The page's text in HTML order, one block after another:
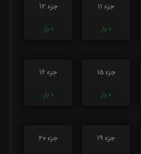
جزء 11
0 بار
جزء 12
0 بار
جزء 15
0 بار
جزء 16
0 بار
جزء 19
جزء 20